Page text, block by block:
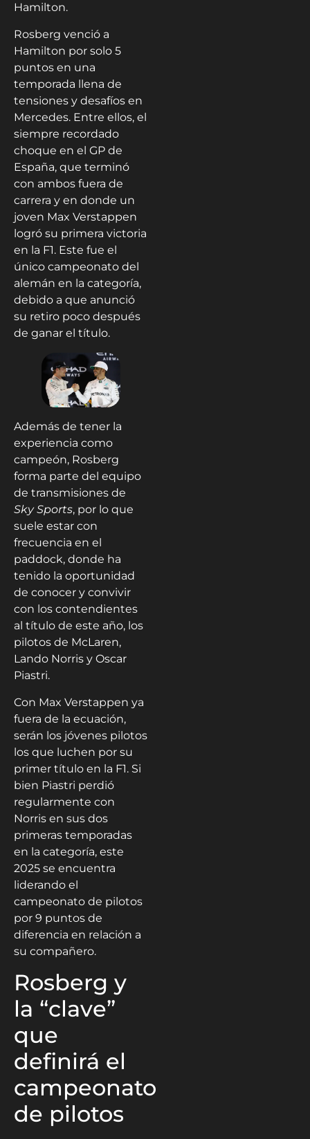
Hamilton.
Rosberg venció a
Hamilton por solo 5
puntos en una
temporada llena de
tensiones y desafíos en
Mercedes. Entre ellos, el
siempre recordado
choque en el GP de
España, que terminó
con ambos fuera de
carrera y en donde un
joven Max Verstappen
logró su primera victoria
en la F1. Este fue el
único campeonato del
alemán en la categoría,
debido a que anunció
su retiro poco después
de ganar el título.
Además de tener la
experiencia como
campeón, Rosberg
forma parte del equipo
de transmisiones de
Sky Sports, por lo que
suele estar con
frecuencia en el
paddock, donde ha
tenido la oportunidad
de conocer y convivir
con los contendientes
al título de este año, los
pilotos de McLaren,
Lando Norris y Oscar
Piastri.
Con Max Verstappen ya
fuera de la ecuación,
serán los jóvenes pilotos
los que luchen por su
primer título en la F1. Si
bien Piastri perdió
regularmente con
Norris en sus dos
primeras temporadas
en la categoría, este
2025 se encuentra
liderando el
campeonato de pilotos
por 9 puntos de
diferencia en relación a
su compañero.
Rosberg y
la “clave”
que
definirá el
campeonato
de pilotos